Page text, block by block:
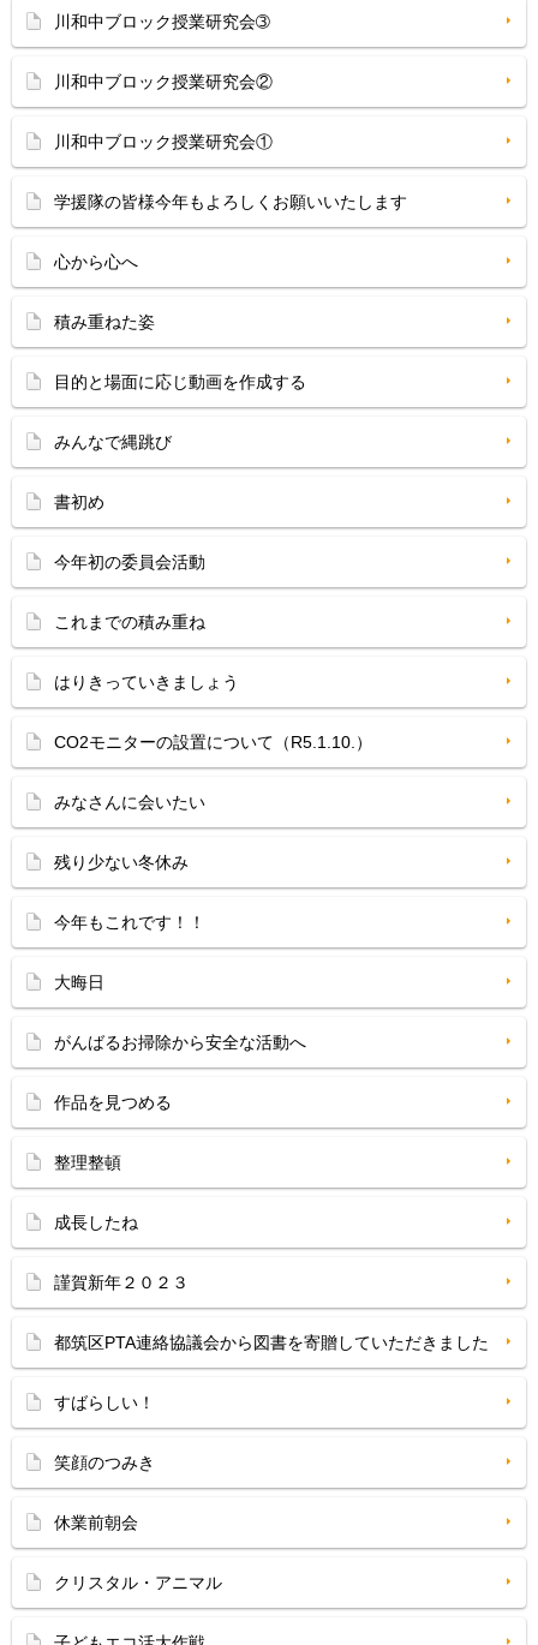
川和中ブロック授業研究会➂
川和中ブロック授業研究会②
川和中ブロック授業研究会①
学援隊の皆様今年もよろしくお願いいたします
心から心へ
積み重ねた姿
目的と場面に応じ動画を作成する
みんなで縄跳び
書初め
今年初の委員会活動
これまでの積み重ね
はりきっていきましょう
CO2モニターの設置について（R5.1.10.）
みなさんに会いたい
残り少ない冬休み
今年もこれです！！
大晦日
がんばるお掃除から安全な活動へ
作品を見つめる
整理整頓
成長したね
謹賀新年２０２３
都筑区PTA連絡協議会から図書を寄贈していただきました
すばらしい！
笑顔のつみき
休業前朝会
クリスタル・アニマル